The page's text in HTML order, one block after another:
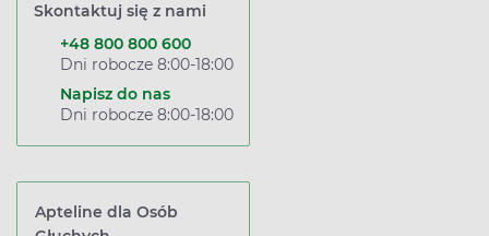
Skontaktuj się z nami
+48 800 800 600
Dni robocze 8:00-18:00
Napisz do nas
Dni robocze 8:00-18:00
Apteline dla Osób